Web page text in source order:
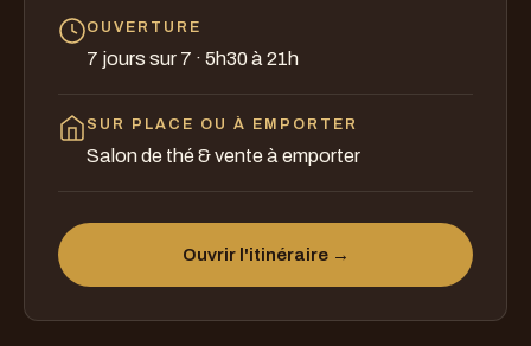
OUVERTURE
7 jours sur 7 · 5h30 à 21h
SUR PLACE OU À EMPORTER
Salon de thé & vente à emporter
Ouvrir l'itinéraire →